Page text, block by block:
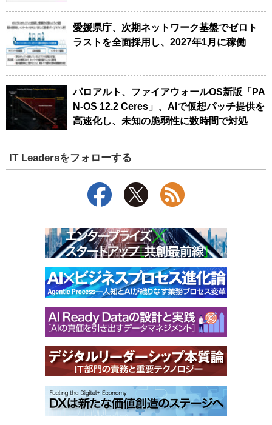
愛媛県庁、次期ネットワーク基盤でゼロト
ラストを全面採用し、2027年1月に稼働
パロアルト、ファイアウォールOS新版「PA
N-OS 12.2 Ceres」、AIで仮想パッチ提供を
高速化し、未知の脆弱性に数時間で対処
IT Leadersをフォローする